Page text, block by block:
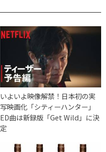
いよいよ映像解禁！日本初の実
写映画化「シティーハンター」
ED曲は新録版「Get Wild」に決
定